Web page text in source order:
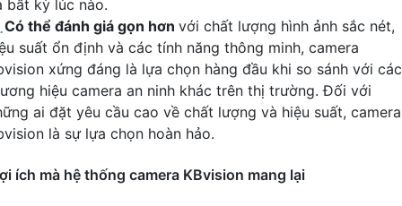
bất kỳ lúc nào.
Có thể đánh giá gọn hơn với chất lượng hình ảnh sắc nét,
suất ổn định và các tính năng thông minh, camera
xứng đáng là lựa chọn hàng đầu khi so sánh với các
hiệu camera an ninh khác trên thị trường. Đối với
ai đặt yêu cầu cao về chất lượng và hiệu suất, camera
là sự lựa chọn hoàn hảo.
ích mà hệ thống camera KBvision mang lại